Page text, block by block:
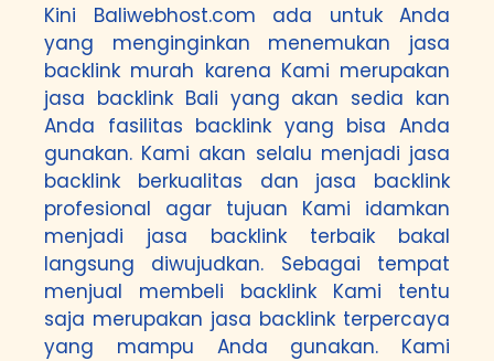
Kini Baliwebhost.com ada untuk Anda
yang menginginkan menemukan jasa
backlink murah karena Kami merupakan
jasa backlink Bali yang akan sedia kan
Anda fasilitas backlink yang bisa Anda
gunakan. Kami akan selalu menjadi jasa
backlink berkualitas dan jasa backlink
profesional agar tujuan Kami idamkan
menjadi jasa backlink terbaik bakal
langsung diwujudkan. Sebagai tempat
menjual membeli backlink Kami tentu
saja merupakan jasa backlink terpercaya
yang mampu Anda gunakan. Kami